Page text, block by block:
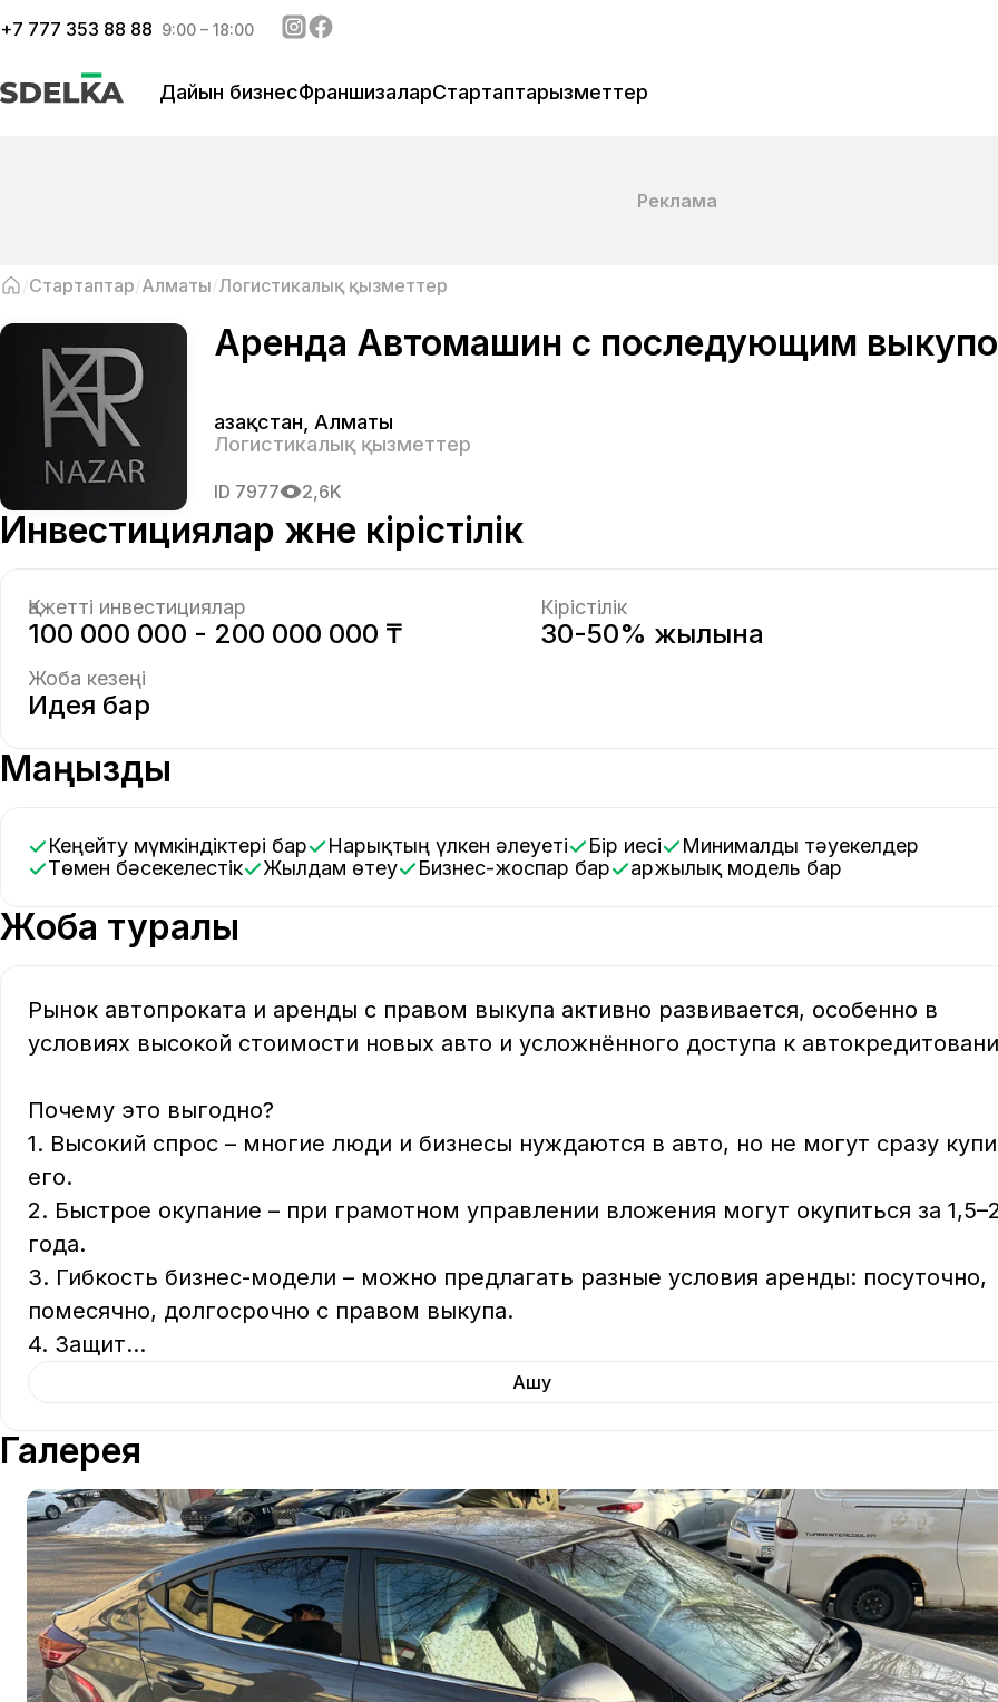
+7 777 353 88 88 9:00 – 18:00
Дайын бизнесФраншизаларСтартаптарҚызметтер
Реклама
Стартаптар Алматы Логистикалық қызметтер
ID 7977 2,6K
Аренда Автомашин с последующим
Қазақстан Алматы
Логистикалық қызметтер
Инвестициялар және кірістілік
Қажетті инвестициялар
100 000 000 - 200 000 000 ₸
Кірістілік
30-50% жылына
Жоба кезеңі
Идея бар
Маңызды
Кеңейту мүмкіндіктері бар Нарықтың үлкен әлеуеті Бір иесі
Минималды тәуекелдер
Төмен бәсекелестік
Жылдам өтеу Бизнес-жоспар бар Қаржылық модель бар
Жоба туралы
Рынок автопроката и аренды с правом выкупа активно развивается, особенно в
условиях высокой стоимости новых авто и усложнённого доступа к
Почему это выгодно?
1. Высокий спрос – многие люди и бизнесы нуждаются в авто, но не могут сразу
его.
2. Быстрое окупание – при грамотном управлении вложения могут окупиться за 1,5–2
года.
3. Гибкость бизнес-модели – можно предлагать разные условия аренды: посуточно,
помесячно, долгосрочно с правом выкупа.
4. Защит...
Ашу
Галерея